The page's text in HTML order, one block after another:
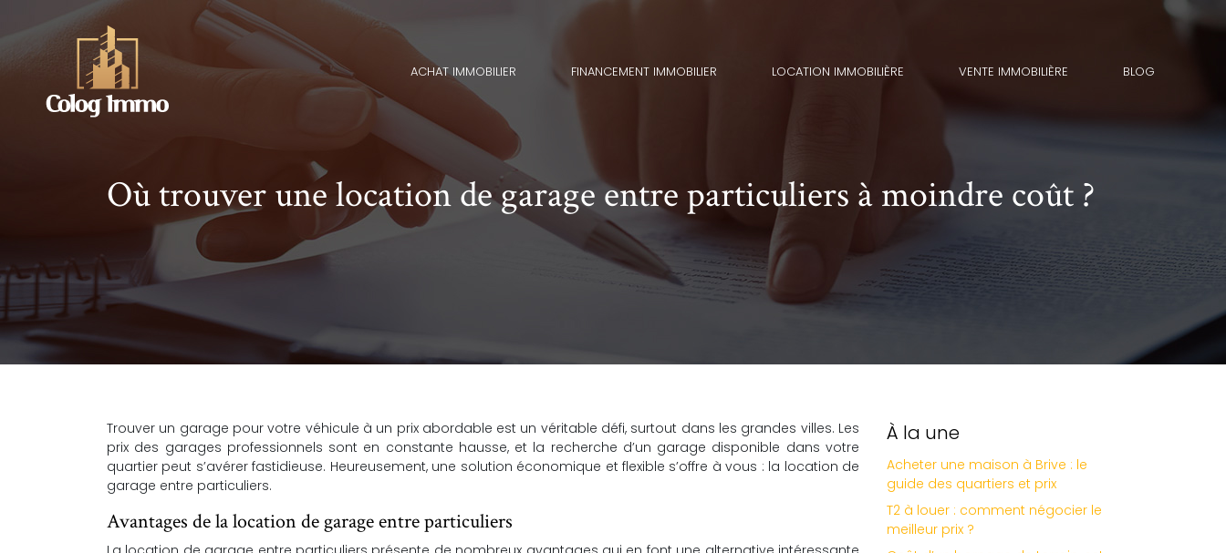
ACHAT IMMOBILIER FINANCEMENT IMMOBILIER LOCATION IMMOBILIÈRE VENTE IMMOBILIÈRE BLOG
Où trouver une location de garage entre particuliers à moindre coût ?
Trouver un garage pour votre véhicule à un prix abordable est un véritable défi, surtout dans les grandes villes. Les
prix des garages professionnels sont en constante hausse, et la recherche d’un garage disponible dans votre
quartier peut s’avérer fastidieuse. Heureusement, une solution économique et flexible s’offre à vous : la location de
garage entre particuliers.
Avantages de la location de garage entre particuliers
À la une
Acheter une maison à Brive : le
guide des quartiers et prix
T2 à louer : comment négocier le
meilleur prix ?